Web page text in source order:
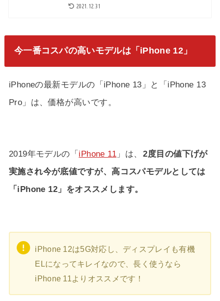
2021.12.31
今一番コスパの高いモデルは「iPhone 12」
iPhoneの最新モデルの「iPhone 13」と「iPhone 13
Pro」は、価格が高いです。
2019年モデルの「iPhone 11 」は、 2度目の値下げが
実施され今が底値ですが、高コスパモデルとしては
「iPhone 12」をオススメします。
iPhone 12は5G対応し、ディスプレイも有機
ELになってキレイなので、長く使うなら
iPhone 11よりオススメです！